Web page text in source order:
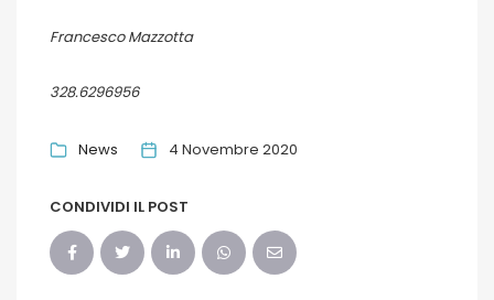
Francesco Mazzotta
328.6296956
News 4 Novembre 2020
CONDIVIDI IL POST